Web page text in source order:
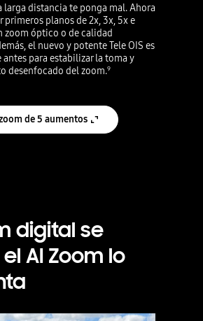
larga distancia te ponga mal. Ahora
primeros planos de 2x, 3x, 5x e
zoom óptico o de calidad
el nuevo y potente Tele OIS es
antes para estabilizar la toma y
desenfocado del zoom.9
de 5 aumentos
digital se
AI Zoom lo